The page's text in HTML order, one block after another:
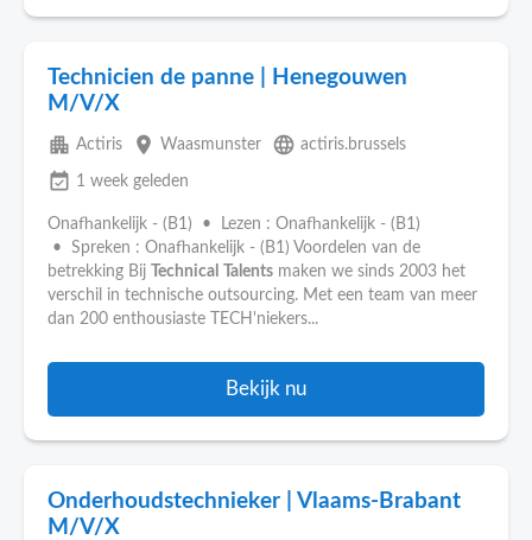
Technicien de panne | Henegouwen
M/V/X
apartment Actiris place Waasmunster language actiris.brussels
event_available 1 week geleden
Onafhankelijk - (B1) • Lezen : Onafhankelijk - (B1)
• Spreken : Onafhankelijk - (B1) Voordelen van de
betrekking Bij
Technical Talents maken we sinds 2003 het
verschil in technische outsourcing. Met een team van meer
dan 200 enthousiaste TECH'niekers...
Bekijk nu
Onderhoudstechnieker | Vlaams-Brabant
M/V/X